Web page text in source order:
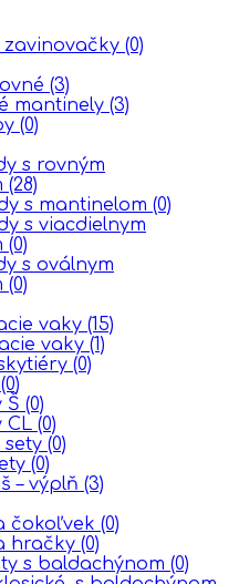
zavinovačky (0)
(3)
mantinely (3)
(0)
s rovným
(28)
s mantinelom (0)
s viacdielnym
(0)
s oválnym
(0)
vaky (15)
vaky (1)
(0)
(0)
Š (0)
CL (0)
sety (0)
(0)
– výplň (3)
čokoľvek (0)
hračky (0)
s baldachýnom (0)